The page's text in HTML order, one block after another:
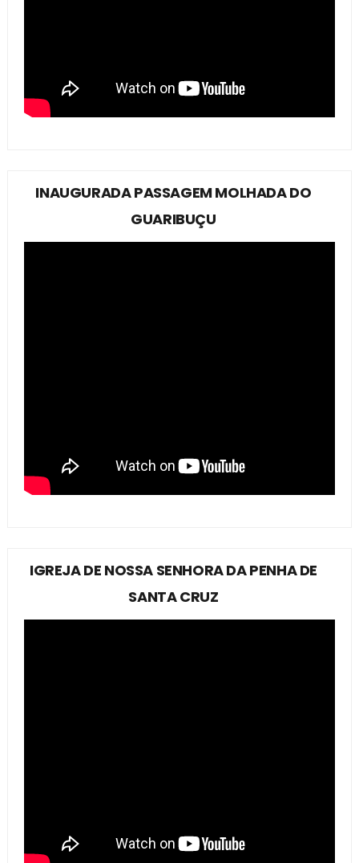
INAUGURADA PASSAGEM MOLHADA DO
GUARIBUÇU
IGREJA DE NOSSA SENHORA DA PENHA DE
SANTA CRUZ